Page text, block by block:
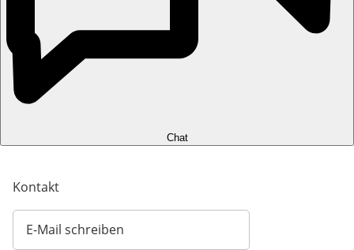
Chat
Kontakt
E-Mail schreiben
Öffnet E-Mail-Client